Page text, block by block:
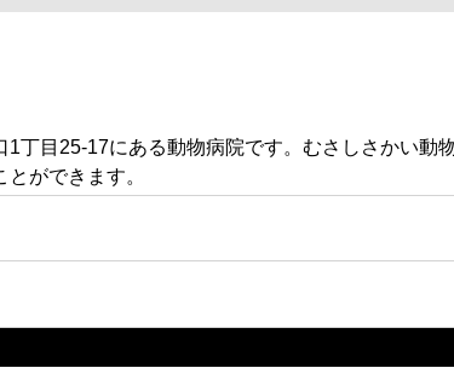
丁目25-17にある動物病院です。むさしさかい
ができます。